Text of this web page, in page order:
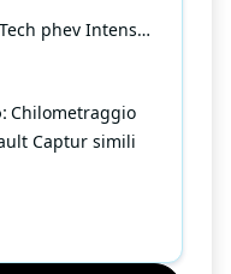
phev Intens 160cv auto my21
: Chilometraggio
Captur simili